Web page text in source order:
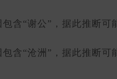
含“谢公”，据此推断可
含“沧洲”，据此推断可